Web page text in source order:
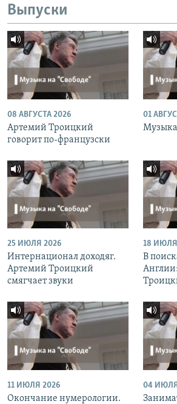
Выпуски
08 АВГУСТА 2026
Артемий Троицкий
говорит по-французски
01
Музыка
25 ИЮЛЯ 2026
Интернационал доходяг.
Артемий Троицкий
смягчает звуки
18 ИЮЛЯ
В
11 ИЮЛЯ 2026
Окончание нумерологии.
04